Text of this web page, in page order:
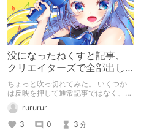
没になったねくすと記事、
クリエイターズで全部出し
てみます。
ちょっと吹っ切れてみた。 いくつか
は反映を押して通常記事ではなく、ク
なと。rururur
3
0 3 分